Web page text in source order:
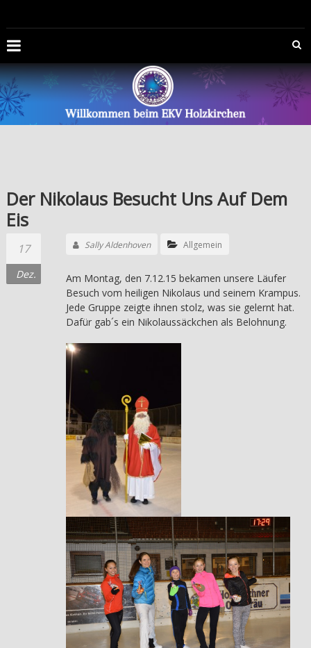
EISKUNSTLAUFVEREIN
HOLZKIRCHEN
E.V.
Die
Offizelle
e.V.
Der Nikolaus Besucht Uns Auf Dem
Eis
17
Dez.
Sally Aldenhoven Allgemein
Am Montag, den 7.12.15 bekamen unsere Läufer
Besuch vom heiligen Nikolaus und seinem Krampus.
Jede Gruppe zeigte ihnen stolz, was sie gelernt hat.
Dafür gab´s ein Nikolaussäckchen als Belohnung.